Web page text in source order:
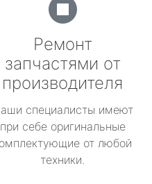
Ремонт
запчастями от
производителя
специалисты имеют
при себе оригинальные
от любой
техники.